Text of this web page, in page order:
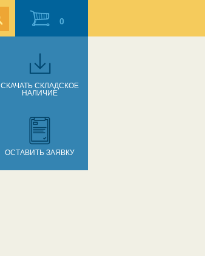
0
СКАЧАТЬ СКЛАДСКОЕ
НАЛИЧИЕ
ОСТАВИТЬ ЗАЯВКУ